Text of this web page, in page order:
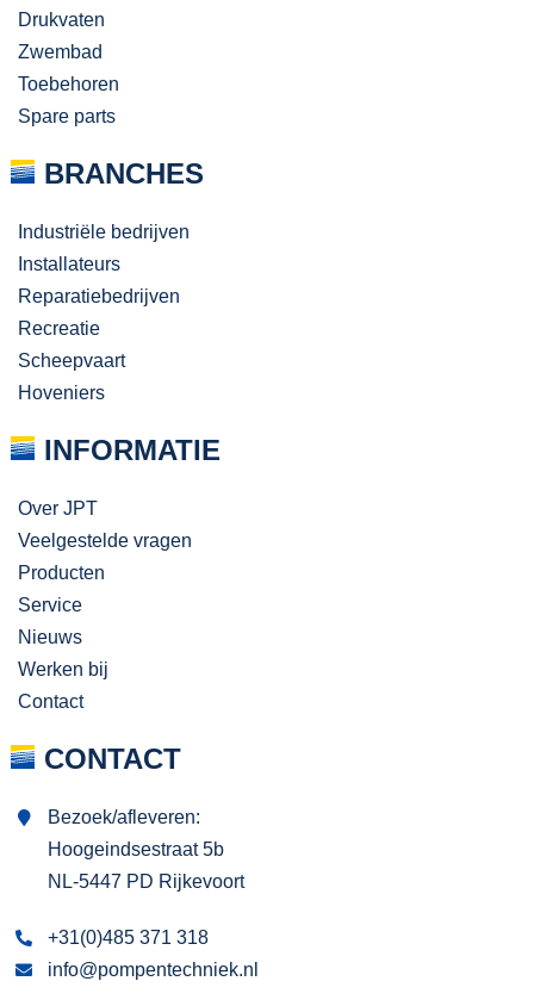
Drukvaten
Zwembad
Toebehoren
Spare parts
BRANCHES
Industriële bedrijven
Installateurs
Reparatiebedrijven
Recreatie
Scheepvaart
Hoveniers
INFORMATIE
Over JPT
Veelgestelde vragen
Producten
Service
Nieuws
Werken bij
Contact
CONTACT
Bezoek/afleveren:
Hoogeindsestraat 5b
NL-5447 PD Rijkevoort
+31(0)485 371 318
info@pompentechniek.nl